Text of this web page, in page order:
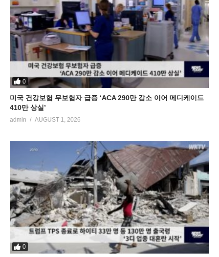
0
미국 건강보험 무보험자 급증 ‘ACA 290만 감소 이어 메디케이드
410만 상실’
admin AUGUST 1, 2026
0